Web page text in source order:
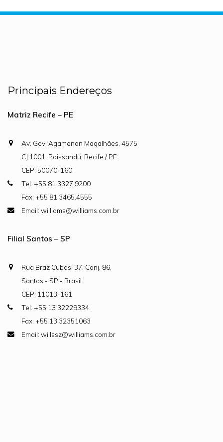
Principais Endereços
Matriz Recife – PE
Av. Gov. Agamenon Magalhães, 4575
CJ.1001, Paissandu, Recife / PE
CEP: 50070-160
Tel: +55 81 3327.9200
Fax: +55 81 3465.4555
Email: williams@williams.com.br
Filial Santos – SP
Rua Braz Cubas, 37, Conj. 86,
Santos - SP - Brasil.
CEP: 11013-161
Tel: +55 13 32229334
Fax: +55 13 32351063
Email: willssz@williams.com.br